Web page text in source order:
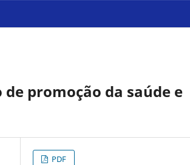
promoção da saúde e
PDF